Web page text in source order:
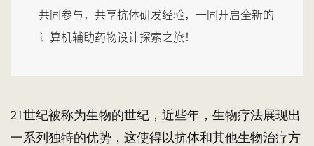
共同参与，共享抗体研发经验，一同开启全新的
计算机辅助药物设计探索之旅！
21世纪被称为生物的世纪，近些年，生物疗法展现出
一系列独特的优势，这使得以抗体和其他生物治疗方